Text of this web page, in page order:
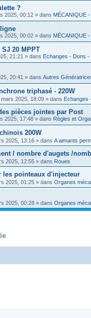
?
2025, 00:12 » dans MÉCANIQUE
2025, 00:02 » dans MÉCANIQUE
20 MPPT
21:21 » dans Echanges - Dons -
20:41 » dans Autres
triphasé - 220W
mars 2025, 18:09 » dans Echanges
pièces jointes par Post
2025, 17:48 » dans Règles et
200W
2025, 13:16 » dans A aimants
/ nombre d'augets /
2025, 12:55 » dans Roues
les pointeaux d'injecteur
2025, 01:25 » dans Organes
2025, 00:28 » dans Organes